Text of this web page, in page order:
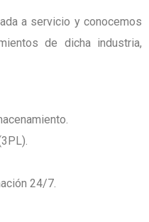
a servicio y conocemos
de dicha industria,
24/7.